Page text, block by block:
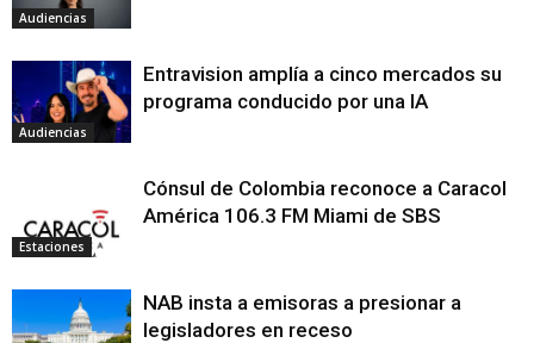
Audiencias
Audiencias
Entravision amplía a cinco mercados su
programa conducido por una IA
Estaciones
Cónsul de Colombia reconoce a Caracol
América 106.3 FM Miami de SBS
NAB insta a emisoras a presionar a
legisladores en receso